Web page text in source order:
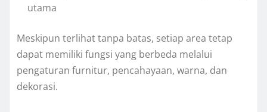
utama
Meskipun terlihat tanpa batas, setiap area tetap
dapat memiliki fungsi yang berbeda melalui
pengaturan furnitur, pencahayaan, warna, dan
dekorasi.